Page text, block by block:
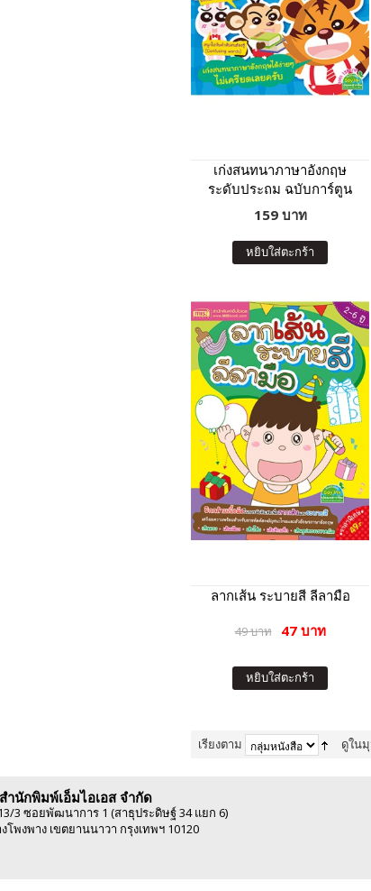
เก่งสนทนาภาษาอังกฤษ
ระดับประถม ฉบับการ์ตูน
ความรู้
159 บาท
หยิบใส่ตะกร้า
ลากเส้น ระบายสี ลีลามือ
49 บาท 47 บาท
หยิบใส่ตะกร้า
เรียงตาม ดูใน
ำนักพิมพ์เอ็มไอเอส จำกัด
3 ซอยพัฒนาการ 1 (สาธุประดิษฐ์ 34 แยก 6)
โพงพาง เขตยานนาวา กรุงเทพฯ 10120